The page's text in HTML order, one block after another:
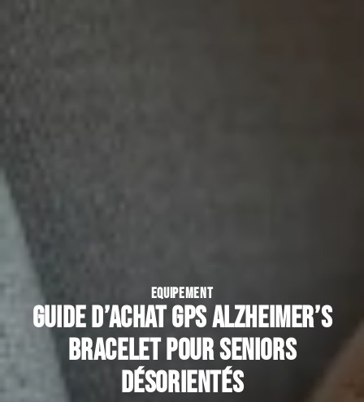
EQUIPEMENT
Guide d’achat GPS alzheimer’s
bracelet pour seniors
désorientés